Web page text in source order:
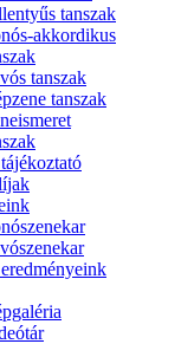
tanszak
akkordikus
tanszak
tanszak